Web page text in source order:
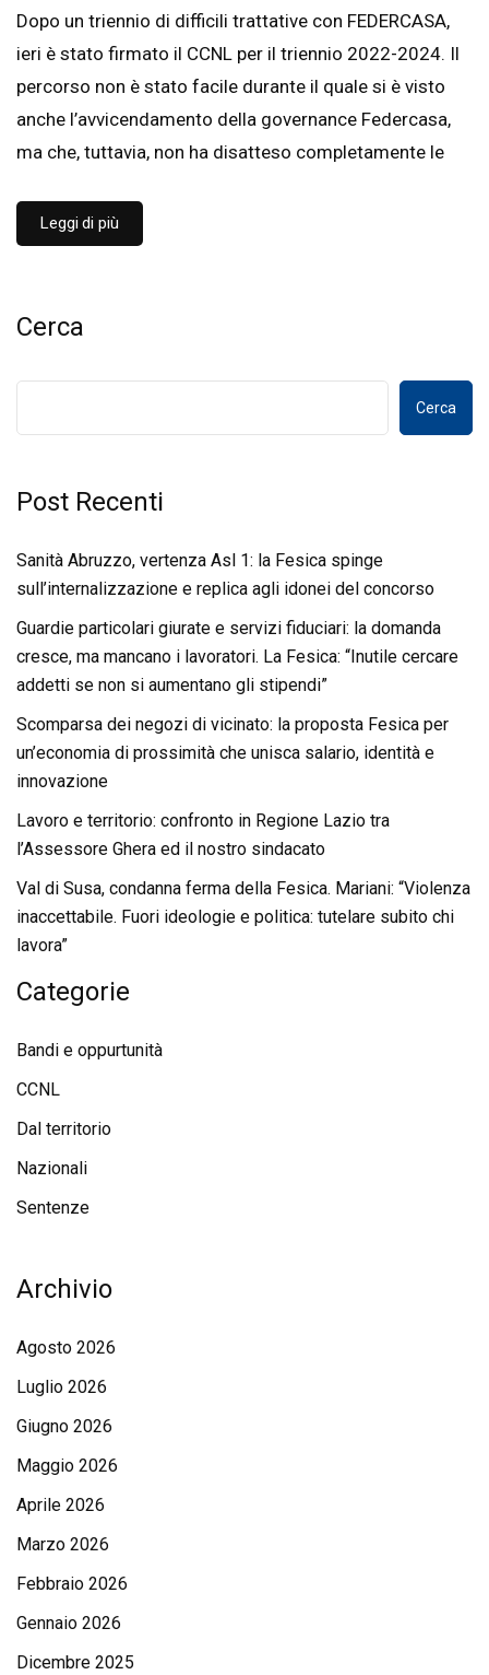
Dopo un triennio di difficili trattative con FEDERCASA,
ieri è stato firmato il CCNL per il triennio 2022-2024. Il
percorso non è stato facile durante il quale si è visto
anche l’avvicendamento della governance Federcasa,
ma che, tuttavia, non ha disatteso completamente le
Leggi di più
Cerca
Cerca
Post Recenti
Sanità Abruzzo, vertenza Asl 1: la Fesica spinge
sull’internalizzazione e replica agli idonei del concorso
Guardie particolari giurate e servizi fiduciari: la domanda
cresce, ma mancano i lavoratori. La Fesica: “Inutile cercare
addetti se non si aumentano gli stipendi”
Scomparsa dei negozi di vicinato: la proposta Fesica per
un’economia di prossimità che unisca salario, identità e
innovazione
Lavoro e territorio: confronto in Regione Lazio tra
l’Assessore Ghera ed il nostro sindacato
Val di Susa, condanna ferma della Fesica. Mariani: “Violenza
inaccettabile. Fuori ideologie e politica: tutelare subito chi
lavora”
Categorie
Bandi e oppurtunità
CCNL
Dal territorio
Nazionali
Sentenze
Archivio
Agosto 2026
Luglio 2026
Giugno 2026
Maggio 2026
Aprile 2026
Marzo 2026
Febbraio 2026
Gennaio 2026
Dicembre 2025